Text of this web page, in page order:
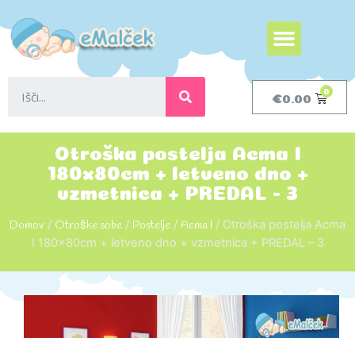
€0.00
Otroška postelja Acma I
180x80cm + letveno dno +
vzmetnica + PREDAL - 3
Domov / Otroške sobe / Postelje / Acma I / Otroška postelja Acma
I 180x80cm + letveno dno + vzmetnica + PREDAL – 3